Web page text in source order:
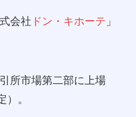
会社 ドン・キホーテ 」
所市場第二部に上場
）。